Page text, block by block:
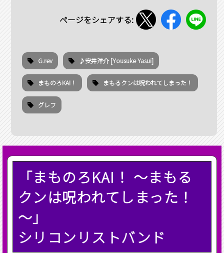
ページをシェアする:
G.rev ♪安井洋介 [Yousuke Yasui]
まものろKAI！ まもるクンは呪われてしまった！
グレフ
「まものろKAI！ ～まもる
クンは呪われてしまった！
～」
シリコンリストバンド